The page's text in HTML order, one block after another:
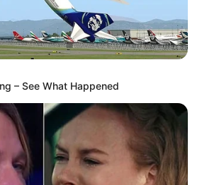
– See What Happened